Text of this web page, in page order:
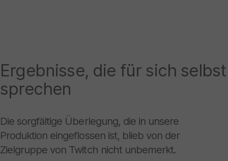
Ergebnisse, die für sich selbst
sprechen
Die sorgfältige Überlegung, die in unsere
Produktion eingeflossen ist, blieb von der
Zielgruppe von Twitch nicht unbemerkt.